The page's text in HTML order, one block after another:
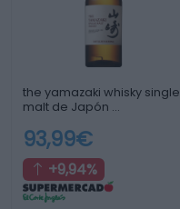
the yamazaki whisky single
malt de Japón …
93,99€
+9,94%